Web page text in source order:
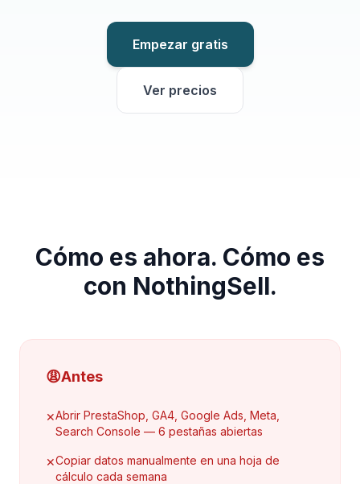
Empezar gratis
Ver precios
Cómo es ahora. Cómo es
con NothingSell.
😩Antes
✕Abrir PrestaShop, GA4, Google Ads, Meta,
Search Console — 6 pestañas abiertas
✕Copiar datos manualmente en una hoja de
cálculo cada semana